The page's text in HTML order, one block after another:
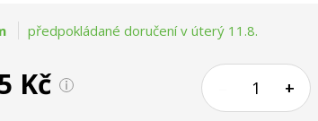
předpokládané doručení v úterý 11.8.
Kč +